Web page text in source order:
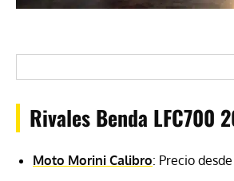
Rivales Benda LFC700
Moto Morini Calibro: Precio